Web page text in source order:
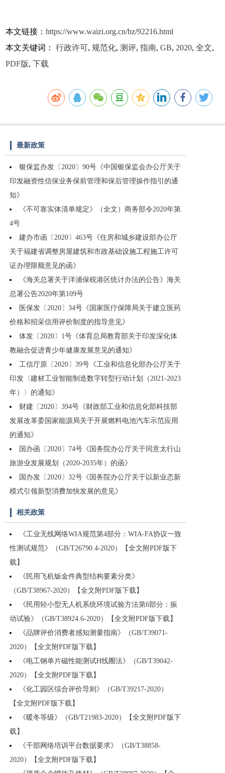
本文链接：https://www.waizi.org.cn/bz/92216.html
本文关键词：行政许可,规范化,测评,指南,GB,2020,全文,
PDF版,下载
最新政策
银保监办发〔2020〕90号《中国银保监会办公厅关于
印发融资性信保业务保前管理和保后管理操作指引的通
知》
《不可靠实体清单规定》（全文）商务部令2020年第
4号
建办市函〔2020〕463号《住房和城乡建设部办公厅
关于福建省调整房屋建筑和市政基础设施工程施工许可
证办理限额意见的函》
《海关总署关于洋浦保税港区统计办法的公告》海关
总署公告2020年第109号
医保发〔2020〕34号《国家医疗保障局关于建立医药
价格和招采信用评价制度的指导意见》
体发〔2020〕1号《体育总局教育部关于印发深化体
教融合促进青少年健康发展意见的通知》
工信厅原〔2020〕39号《工业和信息化部办公厅关于
印发〈建材工业智能制造数字转型行动计划（2021-2023
年）〉的通知》
财建〔2020〕394号《财政部工业和信息化部科技部
发展改革委国家能源局关于开展燃料电池汽车示范应用
的通知》
国办函〔2020〕74号《国务院办公厅关于同意太行山
旅游业发展规划（2020-2035年）的函》
国办发〔2020〕32号《国务院办公厅关于以新业态新
模式引领新型消费加快发展的意见》
相关政策
《工业无线网络WIA规范第4部分：WIA-FA协议一致
性测试规范》（GB/T26790.4-2020）【全文附PDF版下
载】
《民用飞机钣金件典型结构要素分类》
（GB/T38967-2020）【全文附PDF版下载】
《民用轻小型无人机系统环境试验方法第6部分：振
动试验》（GB/T38924.6-2020）【全文附PDF版下载】
《品牌评价消费者感知测量指南》（GB/T39071-
2020）【全文附PDF版下载】
《电工钢单片磁性能测试H线圈法》（GB/T39042-
2020）【全文附PDF版下载】
《化工园区综合评价导则》（GB/T39217-2020）
【全文附PDF版下载】
《暖冬等级》（GB/T21983-2020）【全文附PDF版下
载】
《干部网络培训平台数据要求》（GB/T38858-
2020）【全文附PDF版下载】